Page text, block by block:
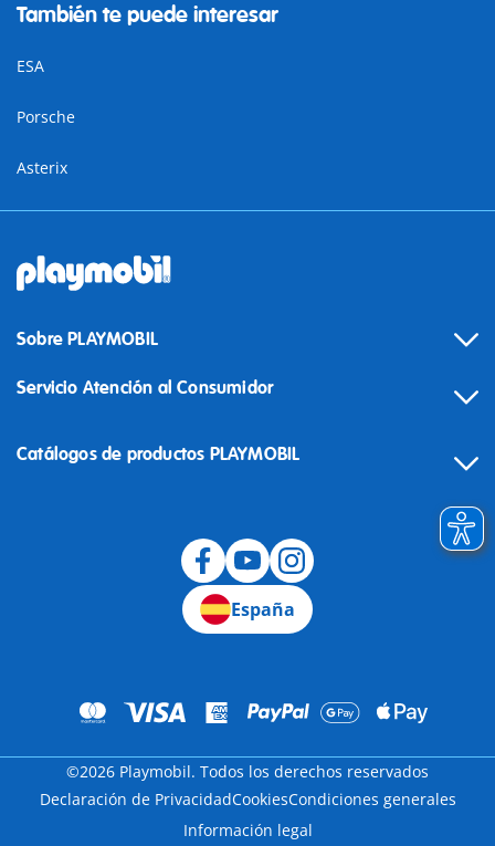
También te puede interesar
ESA
Porsche
Asterix
Sobre PLAYMOBIL
Servicio Atención al Consumidor
Catálogos de productos PLAYMOBIL
España
©2026 Playmobil. Todos los derechos reservados
Declaración de PrivacidadCookiesCondiciones generales
Información legal